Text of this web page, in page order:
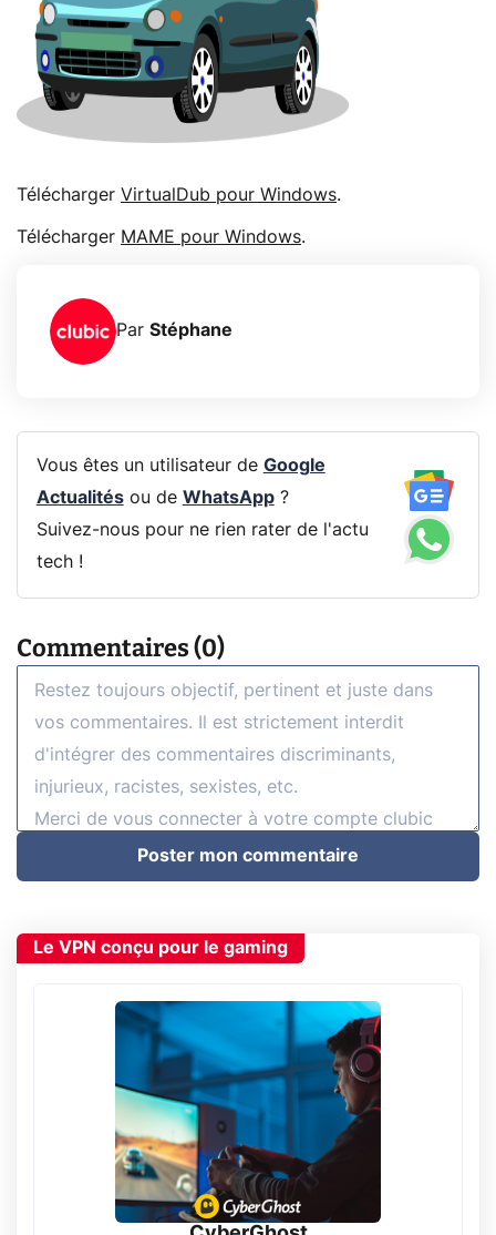
Télécharger VirtualDub pour Windows.
Télécharger MAME pour Windows.
Par Stéphane
Vous êtes un utilisateur de Google
Actualitésou de WhatsApp?
Suivez-nous pour ne rien rater de l'actu
tech !
Commentaires (0)
Poster mon commentaire
Le VPN conçu pour le gaming